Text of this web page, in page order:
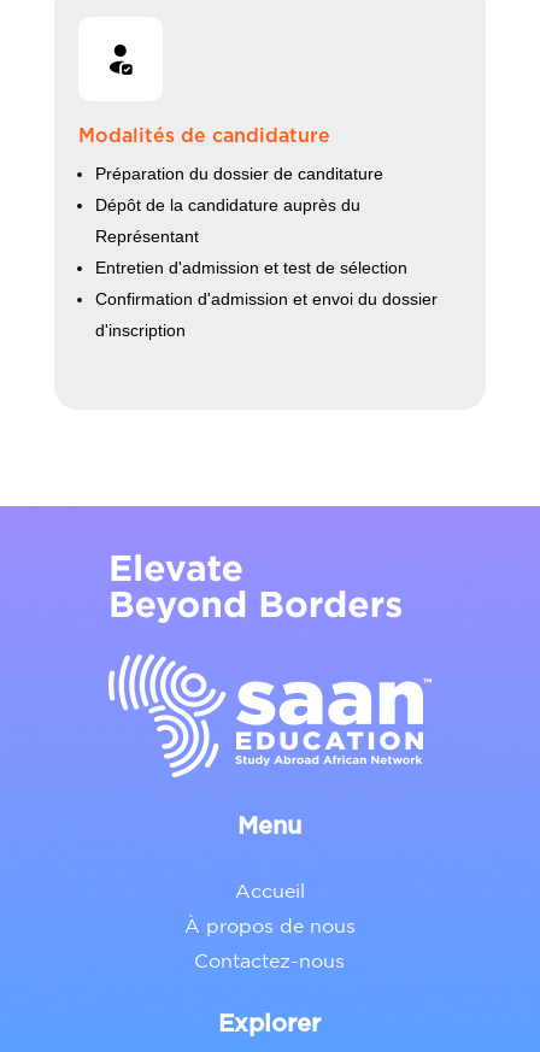
Modalités de candidature
Préparation du dossier de canditature
Dépôt de la candidature auprès du
Représentant
Entretien d'admission et test de sélection
Confirmation d'admission et envoi du dossier
d'inscription
Menu
Accueil
À propos de nous
Contactez-nous
Explorer